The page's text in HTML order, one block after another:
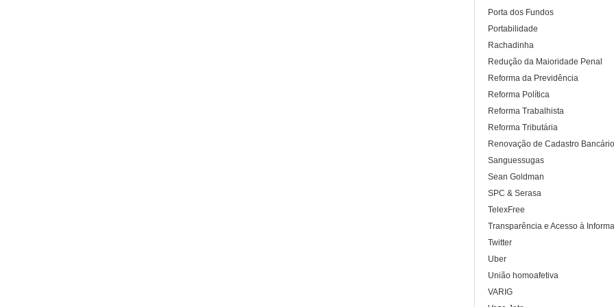
Porta dos Fundos
Portabilidade
Rachadinha
Redução da Maioridade Penal
Reforma da Previdência
Reforma Política
Reforma Trabalhista
Reforma Tributária
Renovação de Cadastro Bancário
Sanguessugas
Sean Goldman
SPC & Serasa
TelexFree
Transparência e Acesso à
Twitter
Uber
União homoafetiva
VARIG